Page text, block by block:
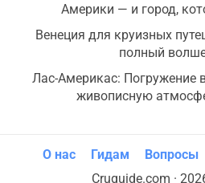
Америки — и город,
Венеция для круизных
полный
Лас-Америкас: Погружение
живописную
Cruguide.com ·
О нас Гидам Вопросы